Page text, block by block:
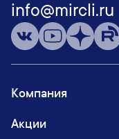
info@mircli.ru
Компания
Акции